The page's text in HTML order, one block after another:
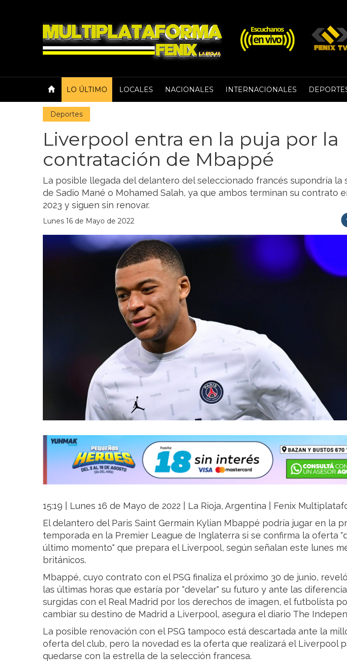
LO ÚLTIMO LOCALES NACIONALES INTERNACIONALES
Deportes
Liverpool entra en la puja por la
contratación de Mbappé
La posible llegada del delantero del seleccionado francés supondría la
de Sadio Mané o Mohamed Salah, ya que ambos terminan su contrato
2023 y siguen sin renovar.
Lunes 16 de Mayo de 2022
15:19 | Lunes 16 de Mayo de 2022 | La Rioja, Argentina | Fenix
El delantero del Paris Saint Germain Kylian Mbappé podría jugar en la
temporada en la Premier League de Inglaterra si se confirma la oferta
último momento" que prepara el Liverpool, según señalan este lunes
británicos.
Mbappé, cuyo contrato con el PSG finaliza el próximo 30 de junio,
las últimas horas que estaría por "develar" su futuro y ante las
surgidas con el Real Madrid por los derechos de imagen, el futbolista
cambiar su destino de Madrid a Liverpool, asegura el diario The
La posible renovación con el PSG tampoco está descartada ante la
oferta del club, pero la novedad es la oferta que realizará el Liverpool
quedarse con la estrella de la selección francesa.